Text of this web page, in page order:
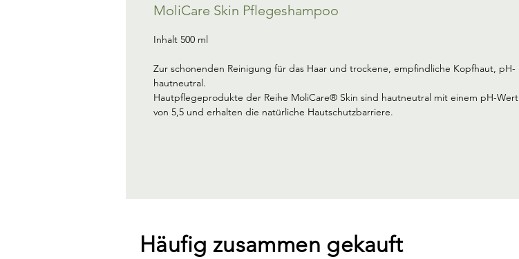
MoliCare Skin Pflegeshampoo
Inhalt 500 ml
Zur schonenden Reinigung für das Haar und trockene, empfindliche Kopfhaut, pH-
hautneutral.
Hautpflegeprodukte der Reihe MoliCare® Skin sind hautneutral mit einem pH-Wert
von 5,5 und erhalten die natürliche Hautschutzbarriere.
Häufig zusammen gekauft